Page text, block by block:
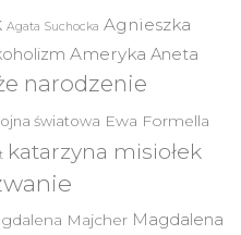
Agata Suchocka Agnieszka
Ameryka Aneta
narodzenie
światowa Ewa Formella
katarzyna misiołek
Majcher Magdalena